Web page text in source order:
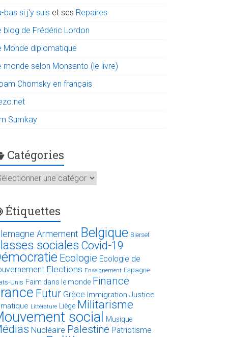
bas si j'y suis et ses Repaires
blog de Frédéric Lordon
Monde diplomatique
monde selon Monsanto (le livre)
Chomsky en français
Sumkay
Catégories
Étiquettes
Armement Belgique Bierset
sociales Covid-19
Ecologie Ecologie de
Elections Enseignement Espagne
Unis Faim dans le monde Finance
Futur Grèce Immigration Justice
Littérature Liège Militarisme
social Musique
Nucléaire Palestine Patriotisme